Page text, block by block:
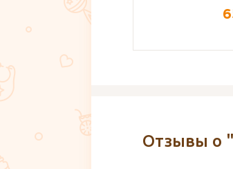
Отзывы о